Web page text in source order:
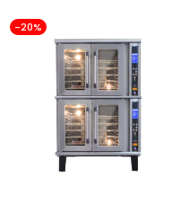
-20%